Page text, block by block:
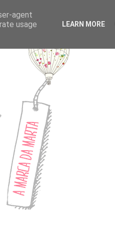
CONTACTOS
agent
usage
LEARN MORE